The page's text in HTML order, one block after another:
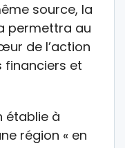
source, la
permettra au
de l’action
financiers et
établie à
région « en